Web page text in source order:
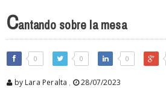
Cantando sobre la mesa
0 0 0
by Lara Peralta , 28/07/2023